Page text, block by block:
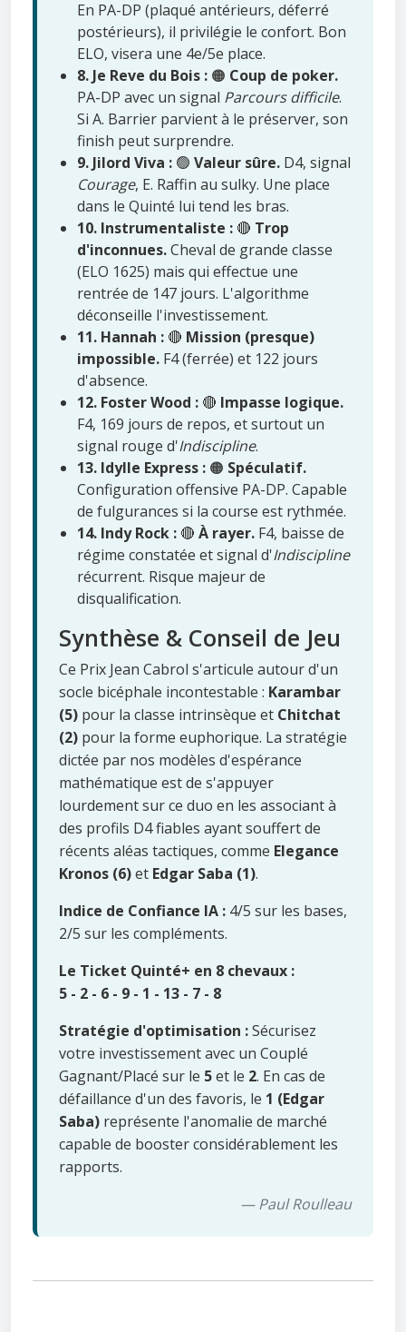
En PA-DP (plaqué antérieurs, déferré
postérieurs), il privilégie le confort. Bon
ELO, visera une 4e/5e place.
8. Je Reve du Bois : 🟠 Coup de poker.
PA-DP avec un signal Parcours difficile.
Si A. Barrier parvient à le préserver, son
finish peut surprendre.
9. Jilord Viva : 🟢 Valeur sûre. D4, signal
Courage, E. Raffin au sulky. Une place
dans le Quinté lui tend les bras.
10. Instrumentaliste : 🔴 Trop
d'inconnues.Cheval de grande classe
(ELO 1625) mais qui effectue une
rentrée de 147 jours. L'algorithme
déconseille l'investissement.
11. Hannah : 🔴 Mission (presque)
impossible. F4 (ferrée) et 122 jours
d'absence.
12. Foster Wood : 🔴 Impasse logique.
F4, 169 jours de repos, et surtout un
signal rouge d'Indiscipline.
13. Idylle Express : 🟠 Spéculatif.
Configuration offensive PA-DP. Capable
de fulgurances si la course est rythmée.
14. Indy Rock : 🔴 À rayer. F4, baisse de
régime constatée et signal d'Indiscipline
récurrent. Risque majeur de
disqualification.
Synthèse & Conseil de Jeu
Ce Prix Jean Cabrol s'articule autour d'un
socle bicéphale incontestable : Karambar
(5) pour la classe intrinsèque et Chitchat
(2) pour la forme euphorique. La stratégie
dictée par nos modèles d'espérance
mathématique est de s'appuyer
lourdement sur ce duo en les associant à
des profils D4 fiables ayant souffert de
récents aléas tactiques, comme Elegance
Kronos (6)et Edgar Saba (1).
Indice de Confiance IA : 4/5 sur les bases,
2/5 sur les compléments.
Le Ticket Quinté+ en 8 chevaux :
5 - 2 - 6 - 9 - 1 - 13 - 7 - 8
Stratégie d'optimisation :Sécurisez
votre investissement avec un Couplé
Gagnant/Placé sur le 5et le 2. En cas de
défaillance d'un des favoris, le 1 (Edgar
Saba) représente l'anomalie de marché
capable de booster considérablement les
rapports.
— Paul Roulleau